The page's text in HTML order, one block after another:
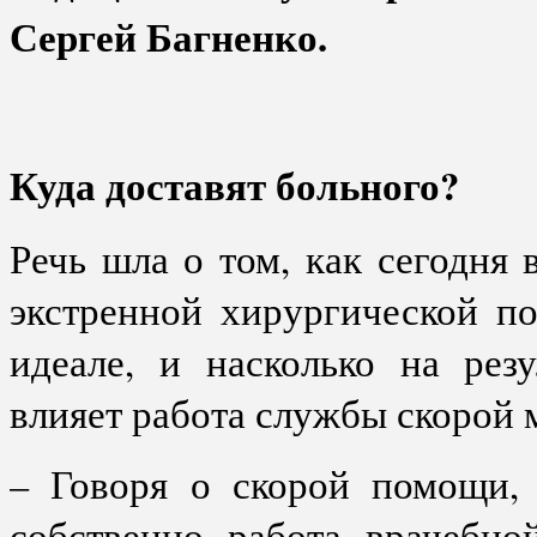
Сергей Багненко.
Куда доставят больного?
Речь шла о том, как сегодня
экстренной хирургической
идеале, и насколько на
влияет работа службы
– Говоря о скорой помощи,